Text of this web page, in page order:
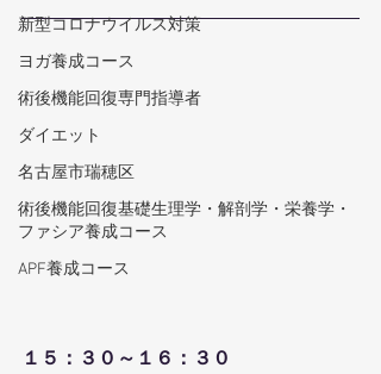
新型コロナウイルス対策
ヨガ養成コース
術後機能回復専門指導者
ダイエット
名古屋市瑞穂区
術後機能回復基礎生理学・解剖学・栄養学・
ファシア養成コース
APF養成コース
１５：３０～１６：３０